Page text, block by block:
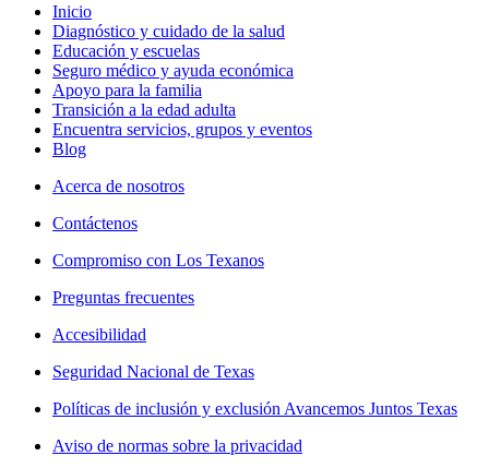
Inicio
Diagnóstico y cuidado de la salud
Educación y escuelas
Seguro médico y ayuda económica
Apoyo para la familia
Transición a la edad adulta
Encuentra servicios, grupos y eventos
Blog
Acerca de nosotros
Contáctenos
Compromiso con Los Texanos
Preguntas frecuentes
Accesibilidad
Seguridad Nacional de Texas
Políticas de inclusión y exclusión Avancemos Juntos Texas
Aviso de normas sobre la privacidad